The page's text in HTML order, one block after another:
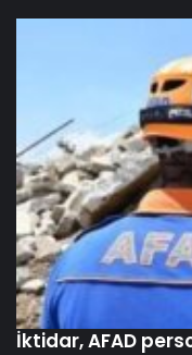
İktidar, AFAD